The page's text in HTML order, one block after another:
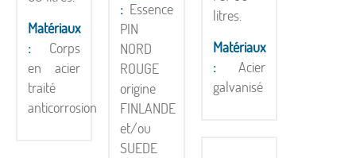
Matériaux
: Corps
en acier
traité
anticorrosion
: Essence
PIN
NORD
ROUGE
origine
FINLANDE
et/ou
SUEDE
litres.
Matériaux
:Acier
galvanisé